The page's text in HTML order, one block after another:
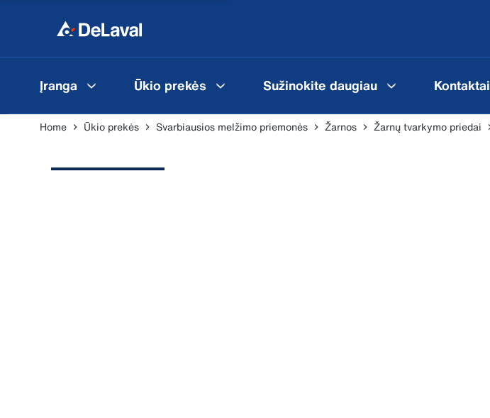
Įranga Ūkio prekės Sužinokite daugiau Kontaktai
Home Ūkio prekės Svarbiausios melžimo priemonės Žarnos Žarnų tvarkymo priedai